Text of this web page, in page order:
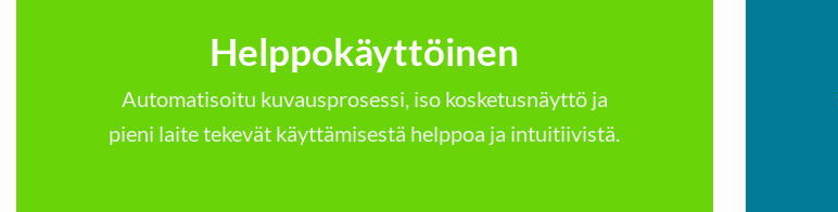
Helppo­käyttöinen
Automatisoitu kuvaus­prosessi, iso kosketus­näyttö ja
pieni laite tekevät käyttämisestä helppoa ja intuitiivistä.